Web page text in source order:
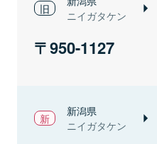
ニイガタケン
950-1127
新潟県
ニイガタケン